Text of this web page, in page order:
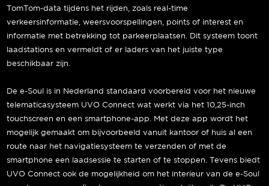
TomTom-data tijdens het rijden, zoals real-time
verkeersinformatie, weersvoorspellingen, points of interest en
informatie met betrekking tot parkeerplaatsen. Dit systeem toont
laadstations en vermeldt of er laders van het juiste type
beschikbaar zijn.
De e-Soul is in Nederland standaard voorbereid voor het nieuwe
telematicasysteem UVO Connect wat werkt via het 10,25-inch
touchscreen en een smartphone-app. Met deze app wordt het
mogelijk gemaakt om bijvoorbeeld vanuit kantoor of huis al een
route naar het navigatiesysteem te verzenden of met de
smartphone een laadsessie te starten of te stoppen. Tevens biedt
UVO Connect ook de mogelijkheid om het interieur van de e-Soul